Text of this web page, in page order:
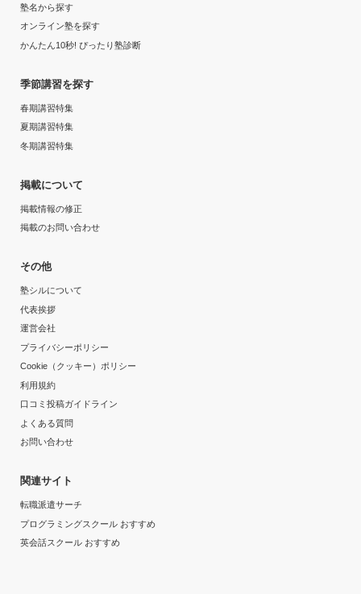
塾名から探す
オンライン塾を探す
かんたん10秒! ぴったり塾診断
季節講習を探す
春期講習特集
夏期講習特集
冬期講習特集
掲載について
掲載情報の修正
掲載のお問い合わせ
その他
塾シルについて
代表挨拶
運営会社
プライバシーポリシー
Cookie（クッキー）ポリシー
利用規約
口コミ投稿ガイドライン
よくある質問
お問い合わせ
関連サイト
転職派遣サーチ
プログラミングスクール おすすめ
英会話スクール おすすめ